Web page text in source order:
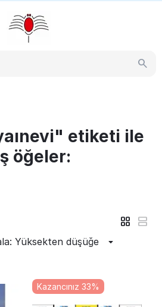
etiketi ile
öğeler:
Yüksekten düşüğe
Kazancınız 33%